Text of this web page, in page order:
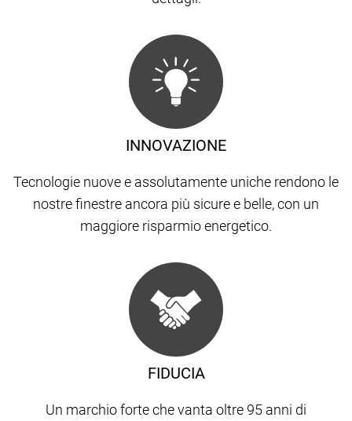
FIDUCIA
Un marchio forte che vanta oltre 95 anni di
INNOVAZIONE
Tecnologie nuove e assolutamente uniche rendono le
nostre finestre ancora più sicure e belle, con un
maggiore risparmio energetico.